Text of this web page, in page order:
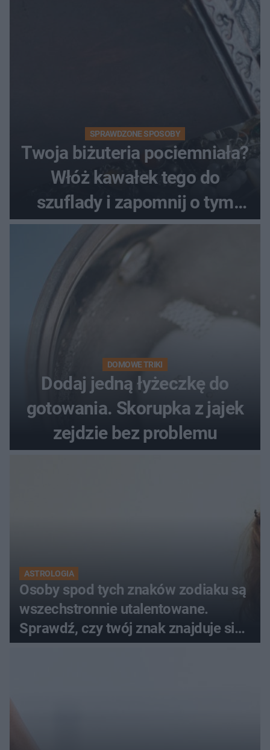
SPRAWDZONE SPOSOBY
Twoja biżuteria pociemniała?
Włóż kawałek tego do
szuflady i zapomnij o tym
problemie. Sposób na
pociemniałą biżuterię
DOMOWE TRIKI
Dodaj jedną łyżeczkę do
gotowania. Skorupka z jajek
zejdzie bez problemu
ASTROLOGIA
Osoby spod tych znaków zodiaku są
wszechstronnie utalentowane.
Sprawdź, czy twój znak znajduje się
na liście